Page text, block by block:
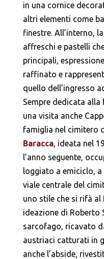
in una cornice
altri elementi come
finestre. All’interno,
affreschi e pastelli
principali,
raffinato e
quello dell’ingresso
Sempre dedicata
una visita anche
famiglia nel cimitero
Baracca, ideata nel
l’anno seguente,
loggiato a emiciclo,
viale centrale del
uno stile che si rifà al
ideazione di Roberto
sarcofago, ricavato
austriaci catturati in
anche l’abside,